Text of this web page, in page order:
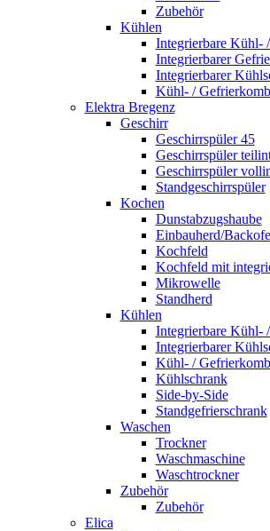
Zubehör
Kühlen
Integrierbare Kühl-
Integrierbarer
Integrierbarer
Kühl- /
Elektra Bregenz
Geschirr
Geschirrspüler 45
Geschirrspüler
Geschirrspüler
Standgeschirrspüler
Kochen
Dunstabzugshaube
Einbauherd/
Kochfeld
Kochfeld mit
Mikrowelle
Standherd
Kühlen
Integrierbare Kühl-
Integrierbarer
Kühl- /
Kühlschrank
Side-by-Side
Standgefrierschrank
Waschen
Trockner
Waschmaschine
Waschtrockner
Zubehör
Zubehör
Elica